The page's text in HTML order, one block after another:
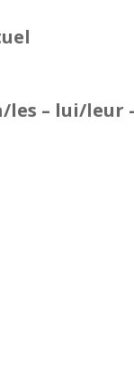
– lui/leur